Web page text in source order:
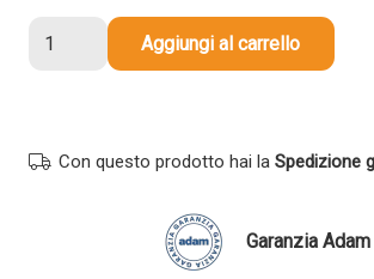
quantità
Aggiungi al carrello
Con questo prodotto hai la Spedizione
Garanzia Adam